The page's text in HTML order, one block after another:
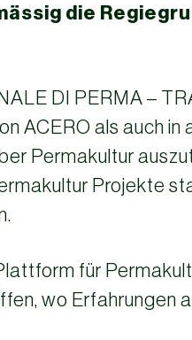
die
DI PERMA –
ACERO als auch
Permakultur
Projekte
für
wo Erfahrungen